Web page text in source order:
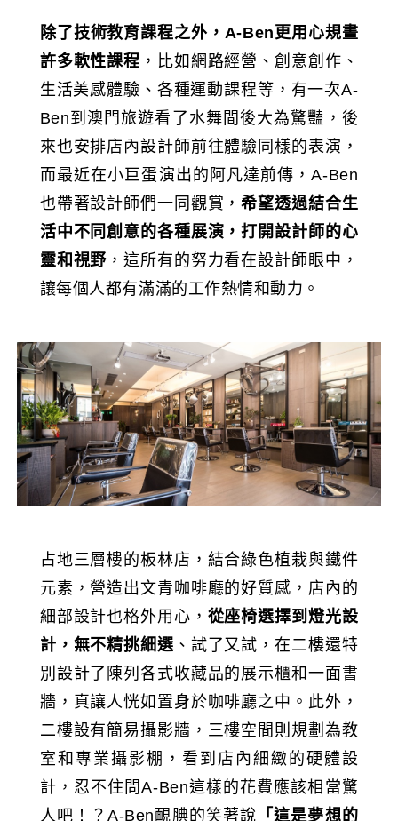
除了技術教育課程之外，A-Ben更用心規畫
許多軟性課程 ，比如網路經營、創意創作、
生活美感體驗、各種運動課程等，有一次A-
Ben到澳門旅遊看了水舞間後大為驚豔，後
來也安排店內設計師前往體驗同樣的表演，
而最近在小巨蛋演出的阿凡達前傳，A-Ben
也帶著設計師們一同觀賞，希望透過結合生
活中不同創意的各種展演，打開設計師的心
靈和視野 ，這所有的努力看在設計師眼中，
讓每個人都有滿滿的工作熱情和動力。
占地三層樓的板林店，結合綠色植栽與鐵件
元素，營造出文青咖啡廳的好質感，店內的
細部設計也格外用心， 從座椅選擇到燈光設
計，無不精挑細選、試了又試，在二樓還特
別設計了陳列各式收藏品的展示櫃和一面書
牆，真讓人恍如置身於咖啡廳之中。此外，
二樓設有簡易攝影牆，三樓空間則規劃為教
室和專業攝影棚，看到店內細緻的硬體設
計，忍不住問A-Ben這樣的花費應該相當驚
人吧！？A-Ben靦腆的笑著說 「這是夢想的